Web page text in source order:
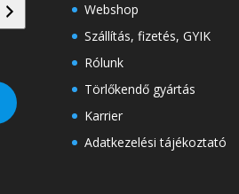
Webshop
Szállítás, fizetés, GYIK
Rólunk
Törlőkendő gyártás
Karrier
Adatkezelési tájékoztató